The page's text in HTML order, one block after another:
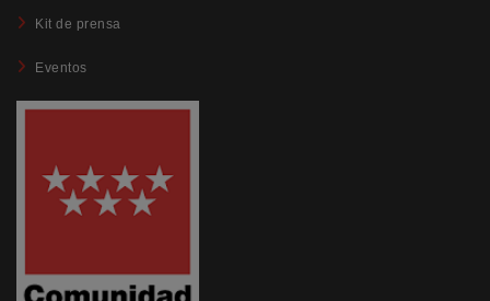
Kit de prensa
Eventos